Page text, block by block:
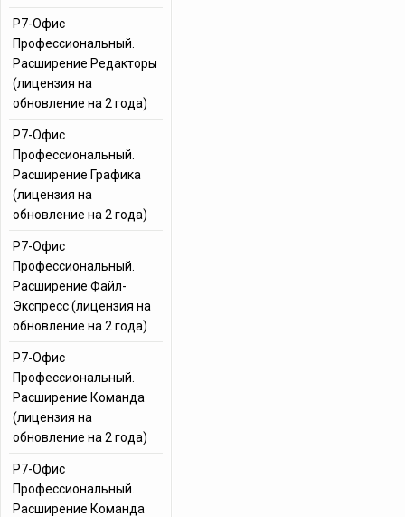
Р7-Офис
Профессиональный.
Расширение Редакторы
(лицензия на
обновление на 2 года)
Р7-Офис
Профессиональный.
Расширение Графика
(лицензия на
обновление на 2 года)
Р7-Офис
Профессиональный.
Расширение Файл-
Экспресс (лицензия на
обновление на 2 года)
Р7-Офис
Профессиональный.
Расширение Команда
(лицензия на
обновление на 2 года)
Р7-Офис
Профессиональный.
Расширение Команда